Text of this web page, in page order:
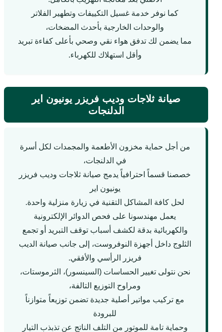
كما نوفر خدمة غسيل التكييفات وتطهير الفلاتر
والوحدات الخارجية بأحدث المضخات،
مما يضمن لك تدفق هواء نقي وصحي بأعلى كفاءة تبريد
وأقل استهلاك للكهرباء.
صيانة ثلاجات وديب فريزر يونيون اير
الدلنجات
من أجل حماية مخزون الأطعمة والمجمدات لكل أسرة
في الدلنجات،
خصصنا قسماً احترافياً يدمج صيانة ثلاجات وديب فريزر
يونيون اير
لحل كافة المشاكل التقنية في زيارة منزلية واحدة.
يعمل مهندسونا على فحص الدوائر الإلكترونية
والكهربائية بدقة لكشف أسباب توقف التبريد أو تجمع
الثلوج داخل أجهزة النوفروست، إلى جانب صيانة الديب
فريزر الرأسي والأفقي.
نحن نتولى تغيير الحساسات (السينسور)، الثرموستات،
ومراوح التوزيع التالفة،
مع تركيب مواتير أصلية جديدة تضمن توزيعاً متوازناً
للبرودة
وحماية تامة للموتور من التلف الناتج عن تذبذب التيار